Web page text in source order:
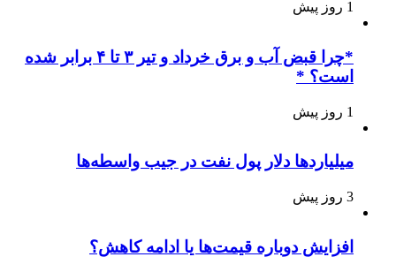
1 روز پیش
*چرا قبض آب و برق خرداد و تیر ۳ تا ۴ برابر شده
است؟ *
1 روز پیش
میلیاردها دلار پول نفت در جیب واسطه‌ها
3 روز پیش
افزایش دوباره قیمت‌ها یا ادامه کاهش؟